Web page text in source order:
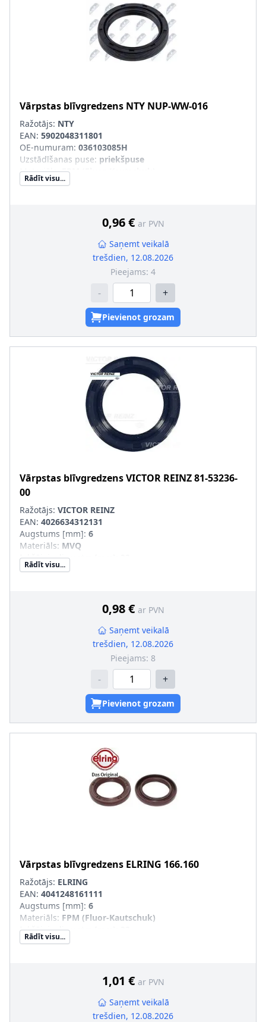
Vārpstas blīvgredzens NTY NUP-WW-016
Ražotājs: NTY
EAN: 5902048311801
OE-numuram: 036103085H
Uzstādīšanas puse: priekšpuse
Materiāls:FPM (Fluor-Kautschuk)
Griešanas veids
Iekšējais diametrs 1 [mm]: 32
Rādīt visu...
0,96 € ar PVN
Saņemt veikalā
trešdien, 12.08.2026
Pieejams: 4
- +
Pievienot grozam
Vārpstas blīvgredzensVICTOR REINZ81-53236-
00
Ražotājs: VICTOR REINZ
EAN: 4026634312131
Augstums [mm]: 6
Materiāls: MVQ
Iekšējais diametrs [mm]
Ārējais diametrs [mm]
Rādīt visu...
0,98 € ar PVN
Saņemt veikalā
trešdien, 12.08.2026
Pieejams: 8
- +
Pievienot grozam
Vārpstas blīvgredzens ELRING 166.160
Ražotājs: ELRING
EAN: 4041248161111
Augstums [mm]: 6
Materiāls: FPM (Fluor-Kautschuk)
Iekšējais diametrs [mm]
Ārējais diametrs [mm]
ar putekļu aizsargmaliņu
Rādīt visu...
1,01 € ar PVN
Saņemt veikalā
trešdien, 12.08.2026